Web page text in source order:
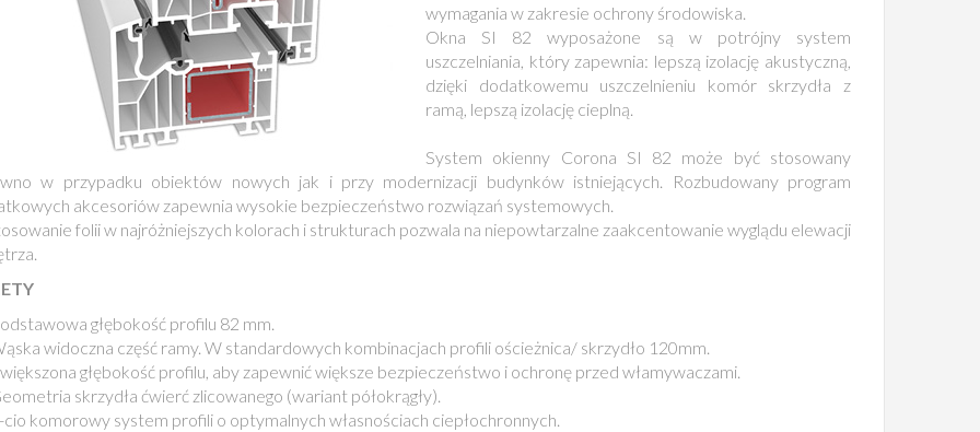
wymagania w zakresie ochrony środowiska.
Okna SI 82 wyposażone są w potrójny system
uszczelniania, który zapewnia: lepszą izolację akustyczną,
dzięki dodatkowemu uszczelnieniu komór skrzydła z
ramą, lepszą izolację cieplną.
System okienny Corona SI 82 może być stosowany
w przypadku obiektów nowych jak i przy modernizacji budynków istniejących. Rozbudowany program
akcesoriów zapewnia wysokie bezpieczeństwo rozwiązań systemowych.
folii w najróżniejszych kolorach i strukturach pozwala na niepowtarzalne zaakcentowanie wyglądu elewacji
głębokość profilu 82 mm.
widoczna część ramy. W standardowych kombinacjach profili ościeżnica/ skrzydło 120mm.
głębokość profilu, aby zapewnić większe bezpieczeństwo i ochronę przed włamywaczami.
skrzydła ćwierć zlicowanego (wariant półokrągły).
cio komorowy system profili o optymalnych własnościach ciepłochronnych.